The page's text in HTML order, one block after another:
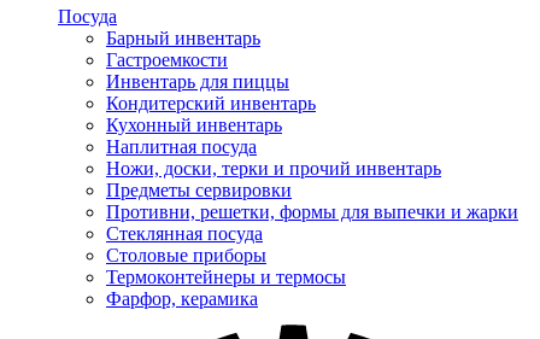
Посуда
Барный инвентарь
Гастроемкости
Инвентарь для пиццы
Кондитерский инвентарь
Кухонный инвентарь
Наплитная посуда
Ножи, доски, терки и прочий инвентарь
Предметы сервировки
Противни, решетки, формы для выпечки и жарки
Стеклянная посуда
Столовые приборы
Термоконтейнеры и термосы
Фарфор, керамика